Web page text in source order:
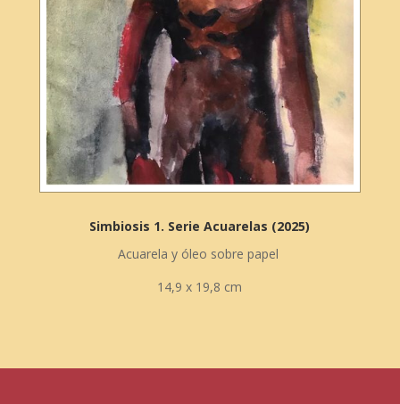
Simbiosis 1. Serie Acuarelas (2025)
Acuarela y óleo sobre papel
14,9 x 19,8 cm